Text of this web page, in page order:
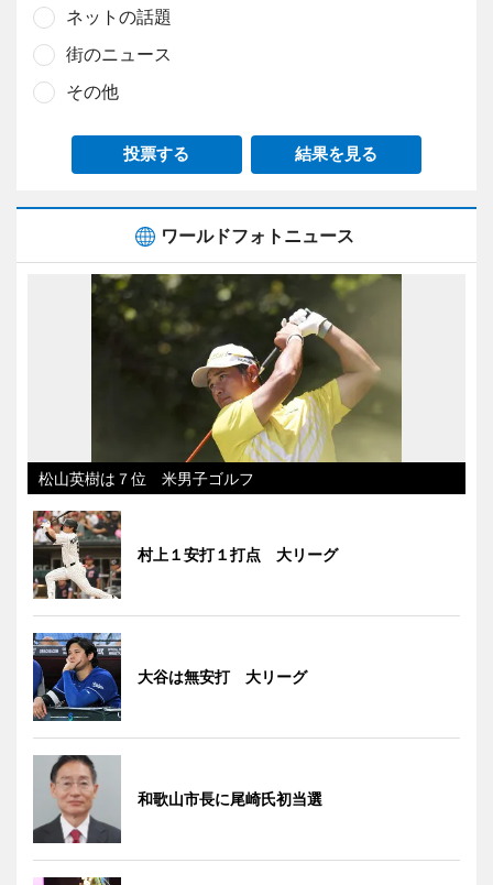
ネットの話題
街のニュース
その他
投票する 結果を見る
ワールドフォトニュース
松山英樹は７位 米男子ゴルフ
村上１安打１打点 大リーグ
大谷は無安打 大リーグ
和歌山市長に尾崎氏初当選